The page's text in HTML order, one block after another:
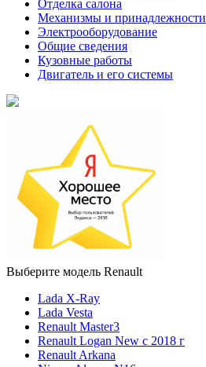
Отделка салона
Механизмы и принадлежности
Электрооборудование
Общие сведения
Кузовные работы
Двигатель и его системы
Выберите модель Renault
Lada X-Ray
Lada Vesta
Renault Master3
Renault Logan New с 2018 г
Renault Arkana